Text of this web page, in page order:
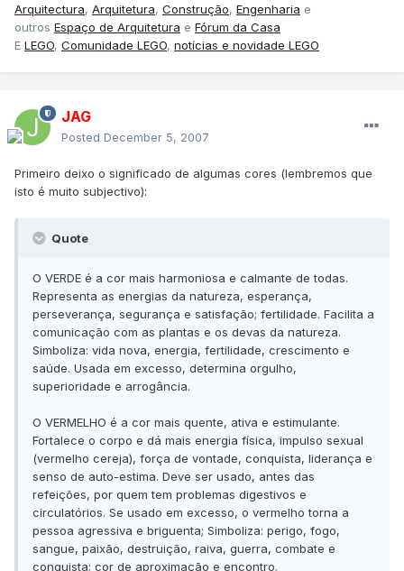
Arquitectura, Arquitetura, Construção, Engenharia e
outros Espaço de Arquitetura e Fórum da Casa
E LEGO, Comunidade LEGO, notícias e novidade LEGO
JAG
Posted December 5, 2007
Primeiro deixo o significado de algumas cores (lembremos que
isto é muito subjectivo):
Quote
O VERDE é a cor mais harmoniosa e calmante de todas.
Representa as energias da natureza, esperança,
perseverança, segurança e satisfação; fertilidade. Facilita a
comunicação com as plantas e os devas da natureza.
Simboliza: vida nova, energia, fertilidade, crescimento e
saúde. Usada em excesso, determina orgulho,
superioridade e arrogância.
O VERMELHO é a cor mais quente, ativa e estimulante.
Fortalece o corpo e dá mais energia física, impulso sexual
(vermelho cereja), força de vontade, conquista, liderança e
senso de auto-estima. Deve ser usado, antes das
refeições, por quem tem problemas digestivos e
circulatórios. Se usado em excesso, o vermelho torna a
pessoa agressiva e briguenta; Simboliza: perigo, fogo,
sangue, paixão, destruição, raiva, guerra, combate e
conquista; cor de aproximação e encontro.